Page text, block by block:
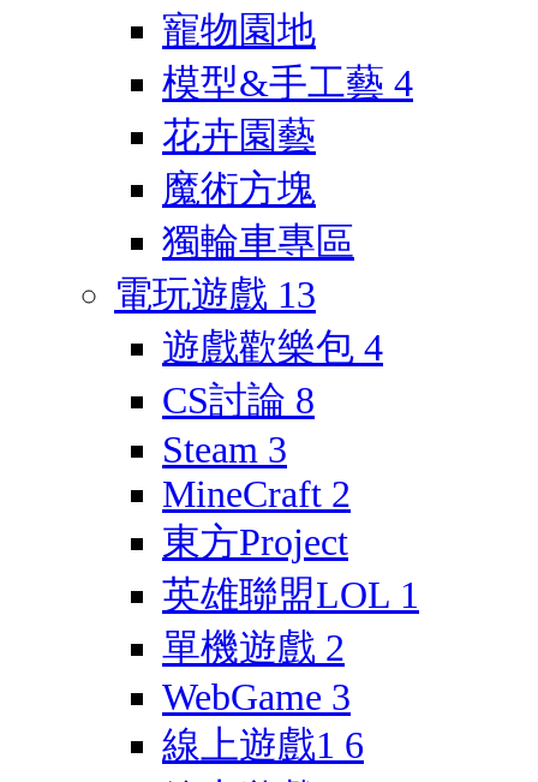
寵物園地
模型&手工藝 4
花卉園藝
魔術方塊
獨輪車專區
電玩遊戲 13
遊戲歡樂包 4
CS討論 8
Steam 3
MineCraft 2
東方Project
英雄聯盟LOL 1
單機遊戲 2
WebGame 3
線上遊戲1 6